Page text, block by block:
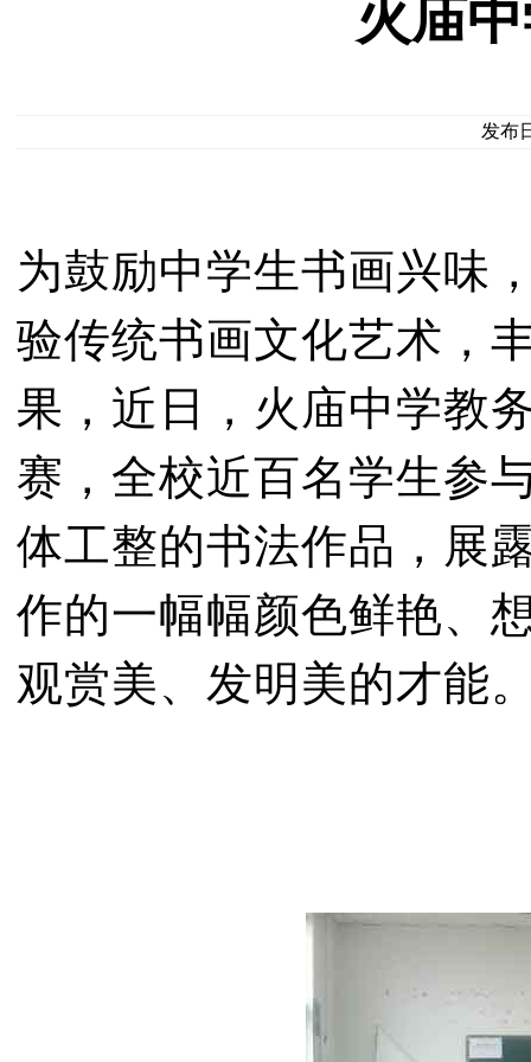
火庙
发布
为鼓励中学生书画兴味
验传统书画文化艺术，
果，近日，火庙中学教
赛，全校近百名学生参
体工整的书法作品，展
作的一幅幅颜色鲜艳、
观赏美、发明美的才能